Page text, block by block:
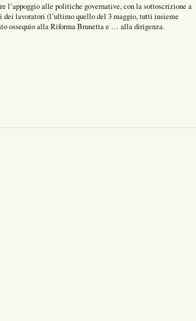
l’appoggio alle politiche governative, con la sottoscrizione a
lavoratori (l’ultimo quello del 3 maggio, tutti insieme
ossequio alla Riforma Brunetta e … alla dirigenza.